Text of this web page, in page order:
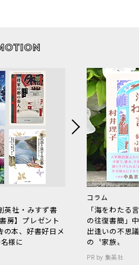
英社・みすず書
房】プレゼント
の本、好書好日メ
様に
コラム
「海をわた
の往復書簡」
出逢いの不思
の〝家族〟
PR by 集英社